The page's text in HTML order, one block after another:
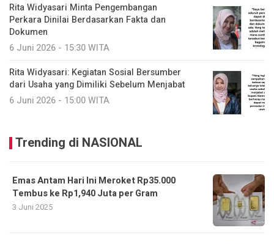
Rita Widyasari Minta Pengembangan
Perkara Dinilai Berdasarkan Fakta dan
Dokumen
6 Juni 2026 - 15:30 WITA
Rita Widyasari: Kegiatan Sosial Bersumber
dari Usaha yang Dimiliki Sebelum Menjabat
6 Juni 2026 - 15:00 WITA
Trending di NASIONAL
Emas Antam Hari Ini Meroket Rp35.000
Tembus ke Rp1,940 Juta per Gram
3 Juni 2025